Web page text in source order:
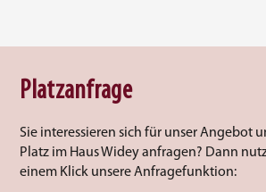
Platzanfrage
Sie interessieren sich für unser Angebot
Platz im Haus Widey anfragen? Dann
einem Klick unsere Anfragefunktion: